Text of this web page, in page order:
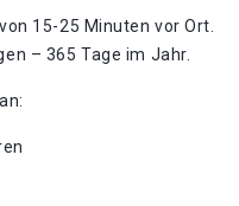
15-25 Minuten vor Ort.
– 365 Tage im Jahr.